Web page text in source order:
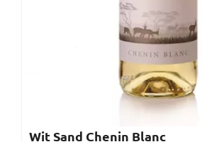
Wit Sand Chenin Blanc